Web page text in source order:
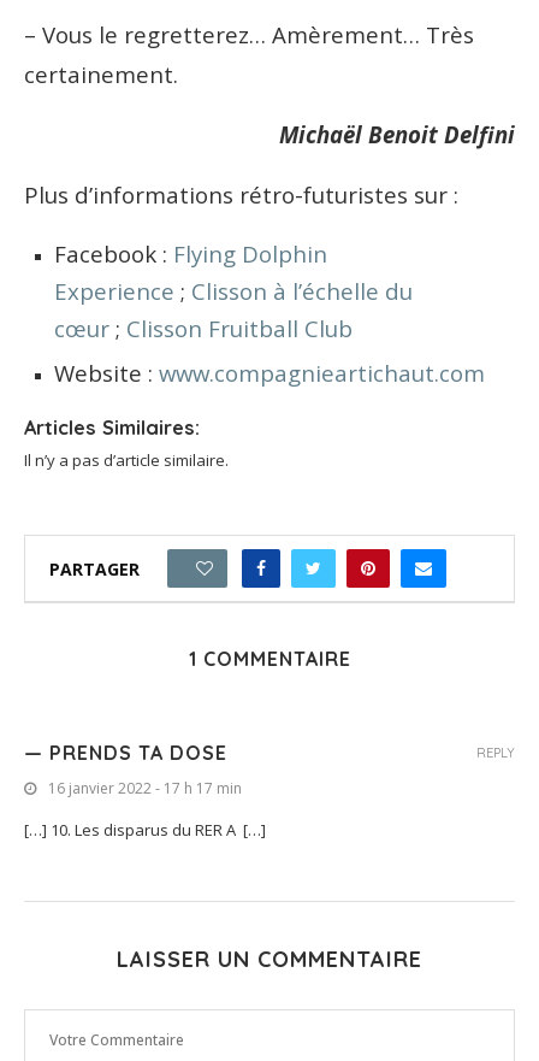
– Vous le regretterez… Amèrement… Très
certainement.
Michaël Benoit Delfini
Plus d’informations rétro-futuristes sur :
Facebook : Flying Dolphin
Experience ; Clisson à l’échelle du
cœur ; Clisson Fruitball Club
Website : www.compagnieartichaut.com
Articles Similaires:
Il n’y a pas d’article similaire.
PARTAGER
1 COMMENTAIRE
— PRENDS TA DOSE
16 janvier 2022 - 17 h 17 min
[…] 10. Les disparus du RER A […]
REPLY
LAISSER UN COMMENTAIRE